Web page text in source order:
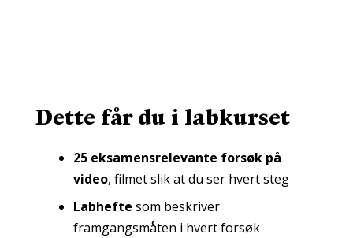
Dette får du i labkurset
25 eksamensrelevante forsøk på
video, filmet slik at du ser hvert steg
Labhefte som beskriver
framgangsmåten i hvert forsøk